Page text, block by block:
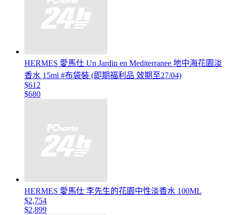
HERMES 愛馬仕 Un Jardin en Mediterranee 地中海花園淡
香水 15ml #布袋裝 (即期福利品 效期至27/04)
$612
$680
HERMES 愛馬仕 李先生的花園中性淡香水 100ML
$2,754
$2,899